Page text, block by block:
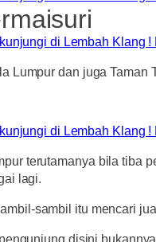
dan juga
terutamanya bila
lagi.
sambil itu mencari
disini